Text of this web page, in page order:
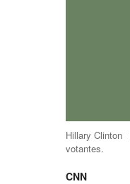
Hillary Clinton
votantes.
CNN